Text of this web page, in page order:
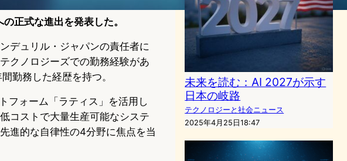
正式な進出を発表した。
デュリル・ジャパンの責任者に
クノロジーズでの勤務経験があ
勤務した経歴を持つ。
フォーム「ラティス」を活用し
コストで大量生産可能なシステ
進的な自律性の4分野に焦点を当
未来を読む：AI 2027が示す
日本の岐路
テクノロジーと社会ニュース
2025年4月25日18:47